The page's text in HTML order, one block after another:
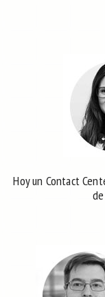
Hoy un Contact